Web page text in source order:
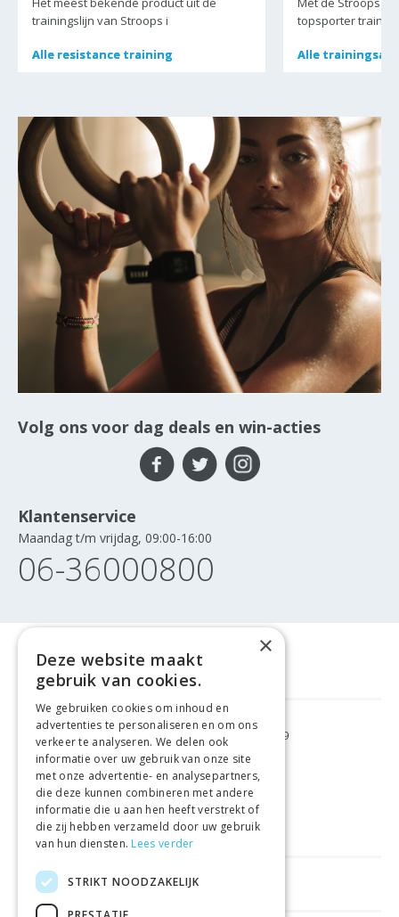
trainingslijn van Stroops i
Alle resistance training
Alle resistance training
topsporter
Alle
Alle
Volg ons voor dag deals en win-acties
Klantenservice
Maandag t/m vrijdag, 09:00-16:00
06-36000800
GRATIS VERZENDING VANAF €99
GEMAKKELIJKRETOURNEREN
LAAGSTEPRIJSGARANTIE
HANDIGE LINKS
×
Deze website maakt
gebruik van cookies.
We gebruiken cookies om inhoud en
advertenties te personaliseren en om ons
verkeer te analyseren. We delen ook
informatie over uw gebruik van onze site
met onze advertentie- en analysepartners,
die deze kunnen combineren met andere
informatie die u aan hen heeft verstrekt of
die zij hebben verzameld door uw gebruik
van hun diensten. Lees verder
STRIKT NOODZAKELIJK